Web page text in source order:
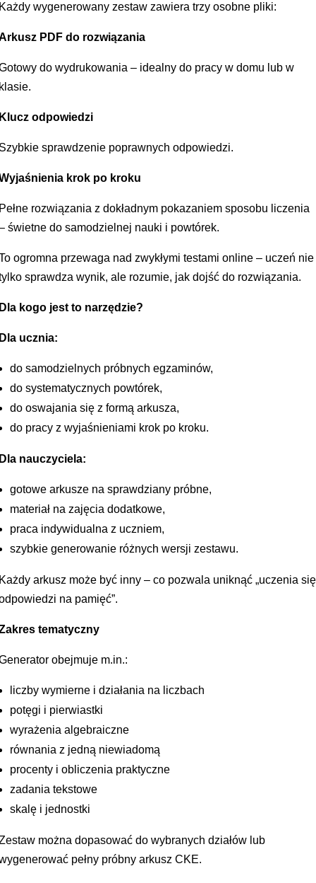
wygenerowany zestaw zawiera trzy osobne pliki:
PDF do rozwiązania
do wydrukowania – idealny do pracy w domu lub w
odpowiedzi
sprawdzenie poprawnych odpowiedzi.
krok po kroku
rozwiązania z dokładnym pokazaniem sposobu liczenia
świetne do samodzielnej nauki i powtórek.
ogromna przewaga nad zwykłymi testami online – uczeń nie
sprawdza wynik, ale rozumie, jak dojść do rozwiązania.
kogo jest to narzędzie?
ucznia:
do samodzielnych próbnych egzaminów,
do systematycznych powtórek,
do oswajania się z formą arkusza,
do pracy z wyjaśnieniami krok po kroku.
nauczyciela:
gotowe arkusze na sprawdziany próbne,
materiał na zajęcia dodatkowe,
praca indywidualna z uczniem,
szybkie generowanie różnych wersji zestawu.
arkusz może być inny – co pozwala uniknąć „uczenia się
na pamięć”.
tematyczny
obejmuje m.in.:
liczby wymierne i działania na liczbach
potęgi i pierwiastki
wyrażenia algebraiczne
równania z jedną niewiadomą
procenty i obliczenia praktyczne
zadania tekstowe
skalę i jednostki
można dopasować do wybranych działów lub
pełny próbny arkusz CKE.